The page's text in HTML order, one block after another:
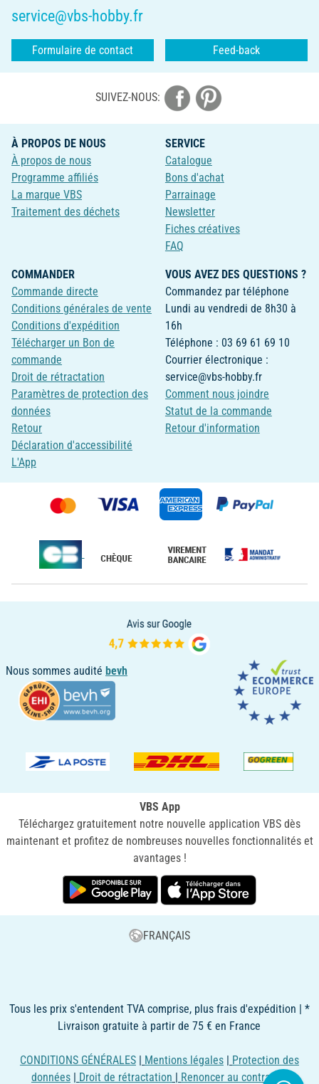
service@vbs-hobby.fr
Formulaire de contact Feed-back
SUIVEZ-NOUS:
À PROPOS DE NOUS
À propos de nous
Programme affiliés
La marque VBS
Traitement des déchets
SERVICE
Catalogue
Bons d'achat
Parrainage
Newsletter
Fiches créatives
FAQ
COMMANDER
Commande directe
Conditions générales de vente
Conditions d'expédition
Télécharger un Bon de
commande
Droit de rétractation
Paramètres de protection des
données
Retour
Déclaration d'accessibilité
L'App
VOUS AVEZ DES QUESTIONS ?
Commandez par téléphone
Lundi au vendredi de 8h30 à
16h
Téléphone : 03 69 61 69 10
Courrier électronique :
service@vbs-hobby.fr
Comment nous joindre
Statut de la commande
Retour d'information
Nous sommes audité bevh
VBS App
Téléchargez gratuitement notre nouvelle application VBS dès
maintenant et profitez de nombreuses nouvelles fonctionnalités et
avantages !
FRANÇAIS
Tous les prix s'entendent TVA comprise, plus frais d'expédition | *
Livraison gratuite à partir de 75 € en France
CONDITIONS GÉNÉRALES | Mentions légales | Protection des
données | Droit de rétractation | Renoncer au contrat ici